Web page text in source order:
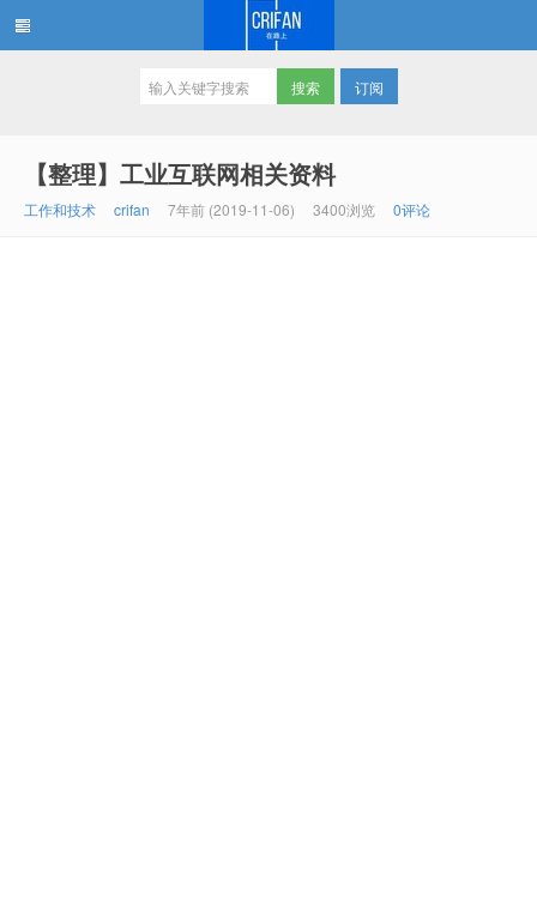
订阅
【整理】工业互联网相关资料
工作和技术 crifan 7年前 (2019-11-06) 3400浏览 0评论